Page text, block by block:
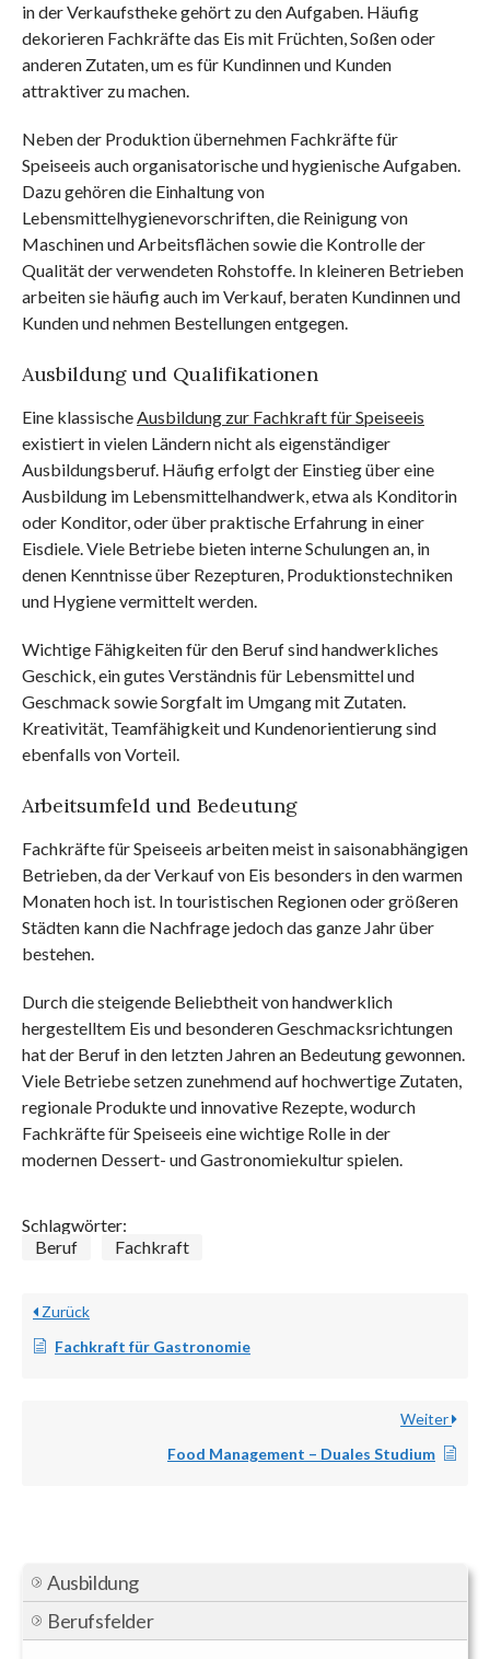
Ausbildung
Berufsfelder
in der Verkaufstheke gehört zu den Aufgaben. Häufig
dekorieren Fachkräfte das Eis mit Früchten, Soßen oder
anderen Zutaten, um es für Kundinnen und Kunden
attraktiver zu machen.
Neben der Produktion übernehmen Fachkräfte für
Speiseeis auch organisatorische und hygienische Aufgaben.
Dazu gehören die Einhaltung von
Lebensmittelhygienevorschriften, die Reinigung von
Maschinen und Arbeitsflächen sowie die Kontrolle der
Qualität der verwendeten Rohstoffe. In kleineren Betrieben
arbeiten sie häufig auch im Verkauf, beraten Kundinnen und
Kunden und nehmen Bestellungen entgegen.
Ausbildung und Qualifikationen
Eine klassischeAusbildung zur Fachkraft für Speiseeis
existiert in vielen Ländern nicht als eigenständiger
Ausbildungsberuf. Häufig erfolgt der Einstieg über eine
Ausbildung im Lebensmittelhandwerk, etwa als Konditorin
oder Konditor, oder über praktische Erfahrung in einer
Eisdiele. Viele Betriebe bieten interne Schulungen an, in
denen Kenntnisse über Rezepturen, Produktionstechniken
und Hygiene vermittelt werden.
Wichtige Fähigkeiten für den Beruf sind handwerkliches
Geschick, ein gutes Verständnis für Lebensmittel und
Geschmack sowie Sorgfalt im Umgang mit Zutaten.
Kreativität, Teamfähigkeit und Kundenorientierung sind
ebenfalls von Vorteil.
Arbeitsumfeld und Bedeutung
Fachkräfte für Speiseeis arbeiten meist in saisonabhängigen
Betrieben, da der Verkauf von Eis besonders in den warmen
Monaten hoch ist. In touristischen Regionen oder größeren
Städten kann die Nachfrage jedoch das ganze Jahr über
bestehen.
Durch die steigende Beliebtheit von handwerklich
hergestelltem Eis und besonderen Geschmacksrichtungen
hat der Beruf in den letzten Jahren an Bedeutung gewonnen.
Viele Betriebe setzen zunehmend auf hochwertige Zutaten,
regionale Produkte und innovative Rezepte, wodurch
Fachkräfte für Speiseeis eine wichtige Rolle in der
modernen Dessert- und Gastronomiekultur spielen.
Schlagwörter:
Beruf
Fachkraft
Zurück
Fachkraft für Gastronomie
Weiter
Food Management – Duales Studium